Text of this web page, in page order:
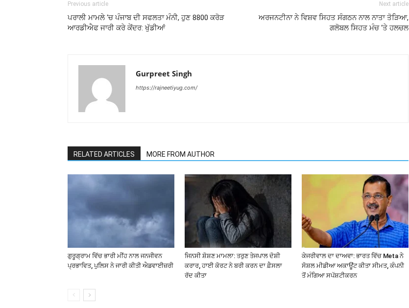
Previous article
ਪਰਾਲੀ ਮਾਮਲੇ ‘ਚ ਪੰਜਾਬ ਦੀ ਸਫਲਤਾ ਮੰਨੀ, ਹੁਣ 8800 ਕਰੋੜ
ਆਰਡੀਐਫ ਜਾਰੀ ਕਰੇ ਕੇਂਦਰ: ਖੁੱਡੀਆਂ
Next article
ਅਰਜਨਟੀਨਾ ਨੇ ਵਿਸ਼ਵ ਸਿਹਤ ਸੰਗਠਨ ਨਾਲ ਨਾਤਾ ਤੋੜਿਆ,
ਗਲੋਬਲ ਸਿਹਤ ਮੰਚ ‘ਤੇ ਹਲਚਲ
Gurpreet Singh
https://rajneetiyug.com/
RELATED ARTICLES MORE FROM AUTHOR
ਗੁਰੂਗ੍ਰਾਮ ਵਿੱਚ ਭਾਰੀ ਮੀਂਹ ਨਾਲ ਜਨਜੀਵਨ
ਪ੍ਰਭਾਵਿਤ, ਪੁਲਿਸ ਨੇ ਜਾਰੀ ਕੀਤੀ ਐਡਵਾਈਜ਼ਰੀ
ਜਿਨਸੀ ਸ਼ੋਸ਼ਣ ਮਾਮਲਾ: ਤਰੁਣ ਤੇਜਪਾਲ ਦੋਸ਼ੀ
ਕਰਾਰ, ਹਾਈ ਕੋਰਟ ਨੇ ਬਰੀ ਕਰਨ ਦਾ ਫ਼ੈਸਲਾ
ਰੱਦ ਕੀਤਾ
ਕੇਜਰੀਵਾਲ ਦਾ ਦਾਅਵਾ: ਭਾਰਤ ਵਿੱਚ Meta ਨੇ
ਸੋਸ਼ਲ ਮੀਡੀਆ ਅਕਾਊਂਟ ਕੀਤਾ ਸੀਮਤ, ਕੰਪਨੀ
ਤੋਂ ਮੰਗਿਆ ਸਪੱਸ਼ਟੀਕਰਨ